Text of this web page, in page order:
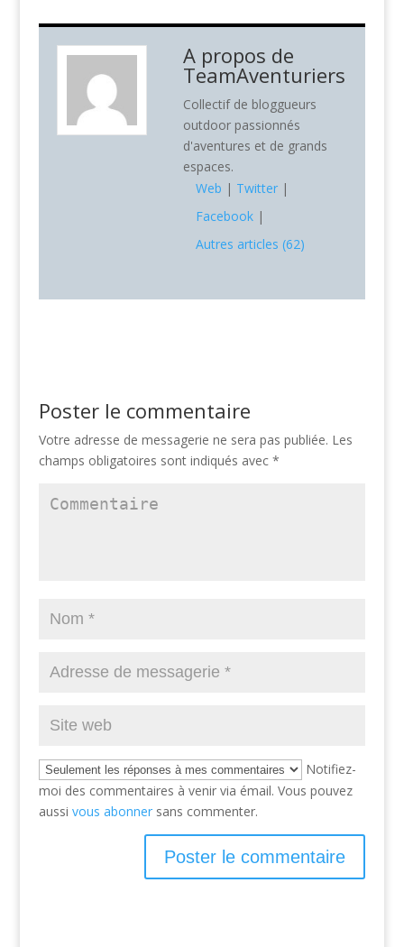
A propos de
TeamAventuriers
Collectif de bloggueurs
outdoor passionnés
d'aventures et de grands
espaces.
Web | Twitter|
Facebook|
Autres articles (62)
Poster le commentaire
Votre adresse de messagerie ne sera pas publiée. Les
champs obligatoires sont indiqués avec *
Notifiez-
moi des commentaires à venir via émail. Vous pouvez
aussi vous abonnersans commenter.